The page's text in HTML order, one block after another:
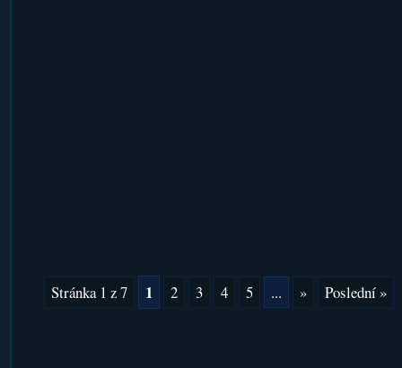
Stránka 1 z 7 1 2 3 4 5 ... » Poslední »